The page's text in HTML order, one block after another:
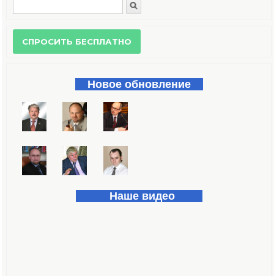
Форма поиска
Новое обновление
Наше видео